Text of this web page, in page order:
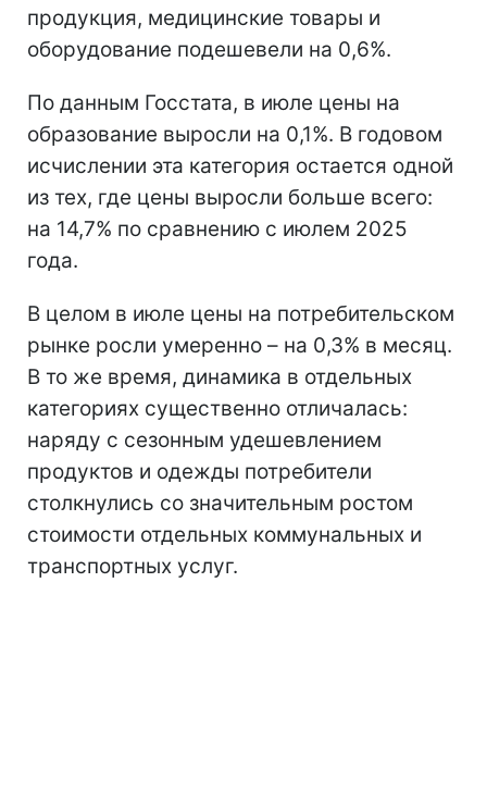
продукция, медицинские товары и
оборудование подешевели на 0,6%.
По данным Госстата, в июле цены на
образование выросли на 0,1%. В годовом
исчислении эта категория остается одной
из тех, где цены выросли больше всего:
на 14,7% по сравнению с июлем 2025
года.
В целом в июле цены на потребительском
рынке росли умеренно – на 0,3% в месяц.
В то же время, динамика в отдельных
категориях существенно отличалась:
наряду с сезонным удешевлением
продуктов и одежды потребители
столкнулись со значительным ростом
стоимости отдельных коммунальных и
транспортных услуг.